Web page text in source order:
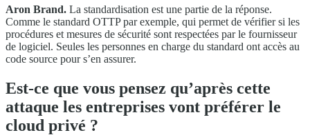
Aron Brand. La standardisation est une partie de la réponse.
Comme le standard OTTP par exemple, qui permet de vérifier si les
procédures et mesures de sécurité sont respectées par le fournisseur
de logiciel. Seules les personnes en charge du standard ont accès au
code source pour s’en assurer.
Est-ce que vous pensez qu’après cette
attaque les entreprises vont préférer le
cloud privé ?